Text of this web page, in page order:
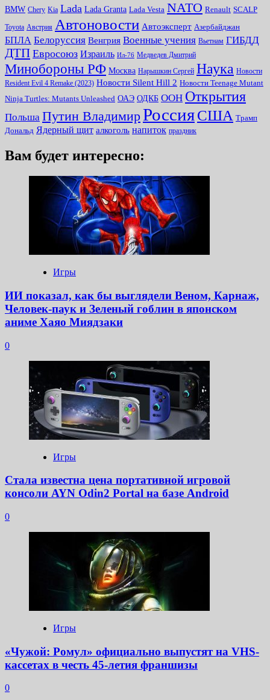
BMW Chery Kia Lada Lada Granta Lada Vesta NATO Renault SCALP
Toyota Австрия Автоновости Автоэксперт Азербайджан
БПЛА Белоруссия Венгрия Военные учения Вьетнам ГИБДД
ДТП Евросоюз Израиль Ил-76 Медведев Дмитрий
Минoбороны РФ Москва Нарышкин Сергей Наука Новости
Resident Evil 4 Remake (2023) Новости Silent Hill 2 Новости Teenage Mutant
Ninja Turtles: Mutants Unleashed ОАЭ ОДКБ ООН Открытия
Польша Путин ВладимирРоссияСША Трамп
Дональд Ядерный щит алкоголь напиток праздник
Вам будет интересно:
Игры
ИИ показал, как бы выглядели Веном, Карнаж,
Человек-паук и Зеленый гоблин в японском
аниме Хаяо Миядзаки
0
Игры
Стала известна цена портативной игровой
консоли AYN Odin2 Portal на базе Android
0
Игры
«Чужой: Ромул» официально выпустят на VHS-
кассетах в честь 45-летия франшизы
0